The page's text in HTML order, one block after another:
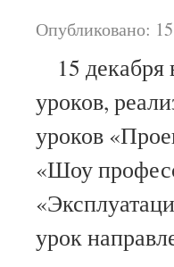
Опубликовано:
15 декабря
уроков,
уроков
«Шоу
урок